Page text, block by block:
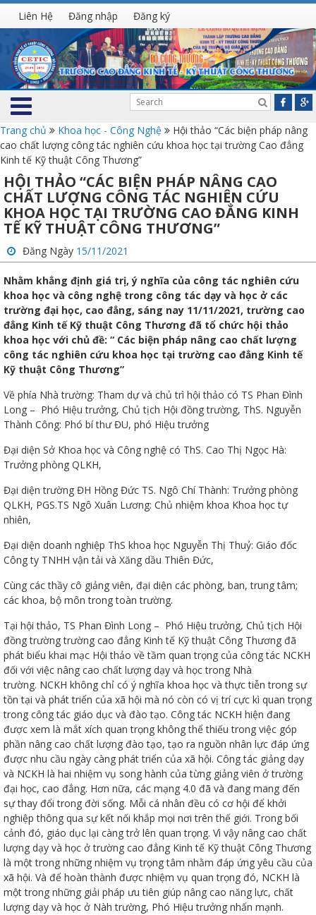
bồi
Liên Hệ Đăng nhập Đăng ký
Trang chủ Khoa học - Công Nghệ
Hội thảo “Các biện pháp nâng
cao chất lượng công tác nghiên cứu khoa học tại trường Cao đẳng
Kinh tế Kỹ thuật Công Thương”
HỘI THẢO “CÁC BIỆN PHÁP NÂNG CAO
CHẤT LƯỢNG CÔNG TÁC NGHIÊN CỨU
KHOA HỌC TẠI TRƯỜNG CAO ĐẲNG KINH
TẾ KỸ THUẬT CÔNG THƯƠNG”
Đăng Ngày 15/11/2021
Nhằm khẳng định giá trị, ý nghĩa của công tác nghiên cứu
khoa học và công nghệ trong công tác dạy và học ở các
trường đại học, cao đẳng, sáng nay 11/11/2021, trường cao
đẳng Kinh tế Kỹ thuật Công Thương đã tổ chức hội thảo
khoa học với chủ đề: “ Các biện pháp nâng cao chất lượng
công tác nghiên cứu khoa học tại trường cao đẳng Kinh tế
Kỹ thuật Công Thương”
Về phía Nhà trường: Tham dự và chủ trì hội thảo có TS Phan Đình
Long – Phó Hiệu trưởng, Chủ tịch Hội đồng trường, ThS. Nguyễn
Thành Công: Phó bí thư ĐU, phó Hiệu trưởng
Đại diện Sở Khoa học và Công nghệ có ThS. Cao Thị Ngọc Hà:
Trưởng phòng QLKH,
Đại diện trường ĐH Hồng Đức TS. Ngô Chí Thành: Trưởng phòng
QLKH, PGS.TS Ngô Xuân Lương: Chủ nhiệm khoa Khoa học tự
nhiên,
Đại diện doanh nghiệp ThS khoa học Nguyễn Thị Thuỷ: Giáo đốc
Công ty TNHH vận tải và Xăng dầu Thiên Đức,
Cùng các thầy cô giảng viên, đại diện các phòng, ban, trung tâm;
các khoa, bộ môn trong toàn trường.
Tại hội thảo, TS Phan Đình Long – Phó Hiệu trưởng, Chủ tịch Hội
đồng trường trường cao đẳng Kinh tế Kỹ thuật Công Thương đã
phát biểu khai mạc Hội thảo về tầm quan trọng của công tác NCKH
đối với việc nâng cao chất lượng dạy và học trong Nhà
trường. NCKH không chỉ có ý nghĩa khoa học và thực tiễn trong sự
tồn tại và phát triển của xã hội mà nó còn có vị trí cực kì quan trọng
trong công tác giáo dục và đào tạo. Công tác NCKH hiện đang
được xem là mắt xích quan trọng không thể thiếu trong việc góp
phần nâng cao chất lượng đào tạo, tạo ra nguồn nhân lực đáp ứng
được nhu cầu ngày càng phát triển của xã hội. Công tác giảng dạy
và NCKH là hai nhiệm vụ song hành của từng giảng viên ở trường
đại học, cao đẳng. Hơn nữa, các mạng 4.0 đã và đang mang đến
sự thay đổi trong đời sống. Mỗi cá nhân đều có cơ hội để khởi
nghiệp thông qua sự kết nối khắp mọi nơi trên thế giới. Trong bối
cảnh đó, giáo dục lại càng trở lên quan trọng. Vì vậy nâng cao chất
lượng dạy và học ở trường cao đẳng Kinh tế Kỹ thuật Công Thương
là một trong những nhiệm vụ trọng tâm nhằm đáp ứng yêu cầu của
xã hội. Và để hoàn thành được nhiệm vụ quan trọng đó, NCKH là
một trong những giải pháp ưu tiên giúp nâng cao năng lực, chất
lượng dạy và học ở Nàh trường, Phó Hiệu trưởng nhấn mạnh.